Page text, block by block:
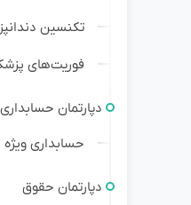
تکنسین
فوریت‌های
دپارتمان
حسابداری ویژه
دپارتمان حقوق